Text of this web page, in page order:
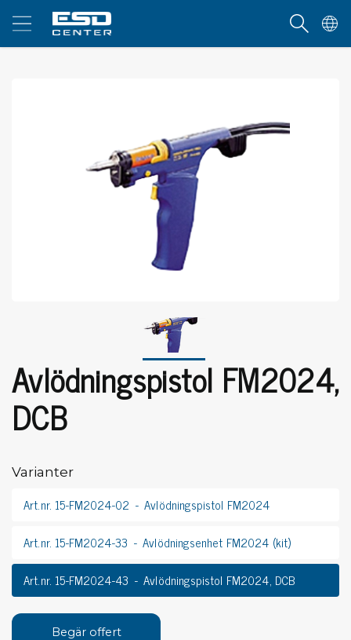
Avlödningspistol FM2024,
DCB
Varianter
Art.nr. 15-FM2024-02
Avlödningspistol FM2024
Art.nr. 15-FM2024-33
Avlödningsenhet FM2024 (kit)
Art.nr. 15-FM2024-43
Avlödningspistol FM2024, DCB
Begär offert